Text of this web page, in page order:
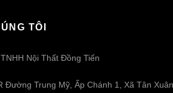
TÔI
Nội Thất Đồng Tiến
Đường Trung Mỹ, Ấp Chánh 1, Xã Tân Xuân,